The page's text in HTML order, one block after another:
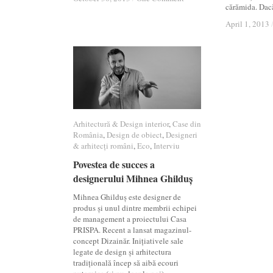
cărămida.
April 1, 2013 /
April 1, 2013 /
Arhitectură & Design interior,Case din
România,Design de obiect,Designeri
& arhitecți români,Eco, Interviu
Povestea de succes a
designerului Mihnea Ghilduș
Mihnea Ghilduș este designer de
produs și unul dintre membrii echipei
de management a proiectului Casa
PRISPA. Recent a lansat magazinul-
concept Dizainăr. Inițiativele sale
legate de design și arhitectura
tradițională încep să aibă ecouri
Arhitectură & Design interior Case din
România Design de obiect Designeri
& arhitecți români Eco Interviu
Povestea de succes a
designerului Mihnea Ghilduș